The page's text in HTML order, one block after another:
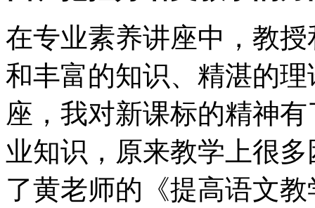
在专业素养讲座中，教
和丰富的知识、精湛的
座，我对新课标的精神
业知识，原来教学上很
了黄老师的《提高语文